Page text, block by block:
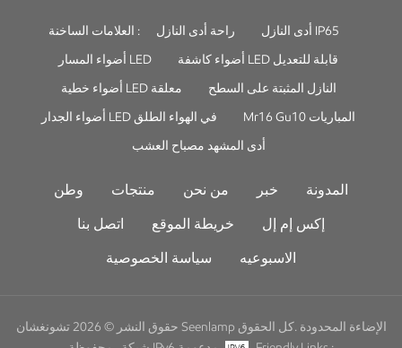
العلامات الساخنة : راحة أدى النازل
أدى النازل IP65
أضواء المسار LED
أضواء كاشفة LED قابلة للتعديل
أضواء خطية LED معلقة
النازل المثبتة على السطح
أضواء الجدار LED في الهواء الطلق
Mr16 Gu10 المباريات
أدى المشهد مصباح العشب
وطن منتجات من نحن خبر
المدونة
اتصل بنا
خريطة الموقع
إكس إم إل
سياسة الخصوصية
الاسبوعيه
حقوق النشر © 2026 تشونغشان Seenlamp الإضاءة المحدودة .كل الحقوق